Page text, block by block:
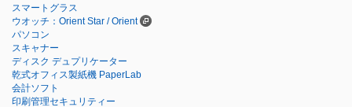
スマートグラス
ウオッチ：Orient Star / Orient
パソコン
スキャナー
ディスク デュプリケーター
乾式オフィス製紙機 PaperLab
会計ソフト
印刷管理セキュリティー